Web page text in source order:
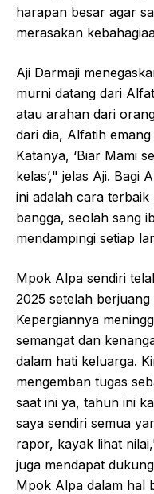
harapan besar agar
merasakan
Aji Darmaji
murni datang dari
atau arahan dari
dari dia, Alfatih
Katanya, ‘Biar Mami
kelas’," jelas Aji. Bagi
ini adalah cara
bangga, seolah sang
mendampingi setiap
Mpok Alpa sendiri
2025 setelah
Kepergiannya
semangat dan
dalam hati keluarga.
mengemban tugas
saat ini ya, tahun ini
saya sendiri semua
rapor, kayak lihat
juga mendapat
Mpok Alpa dalam hal